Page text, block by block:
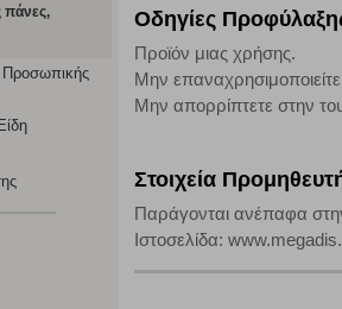
πάνες,
Προσωπικής
Οδηγίες
Προϊόν μιας χρήσης.
Μην
Μην απορρίπτετε στην
Στοιχεία
Παράγονται ανέπαφα
Ιστοσελίδα:
ποιες σελίδες είναι περισσότερο, ή
είναι συγκεντρωτικές και, συνεπώς,
απαραίτητα cookies
κατηγορία cookies είναι απαραίτητη για